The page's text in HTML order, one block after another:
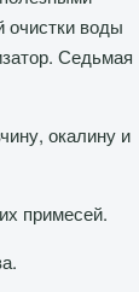
очистки воды
Седьмая
окалину и
примесей.